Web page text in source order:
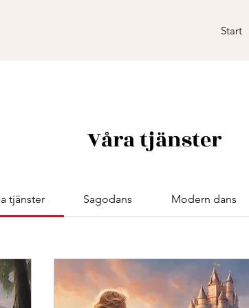
Start
Våra tjänster
tjänster Sagodans Modern dans